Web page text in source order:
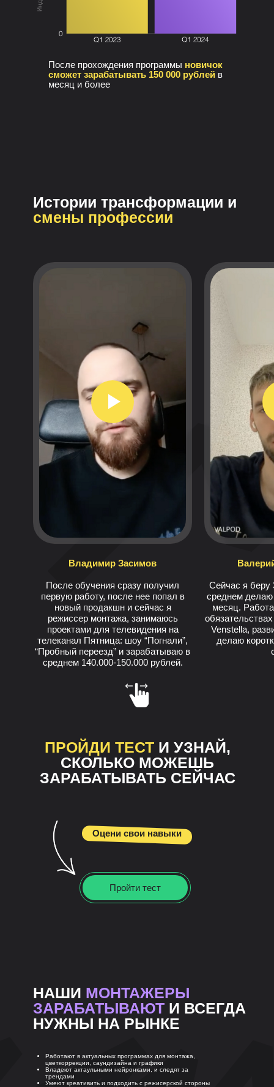
После прохождения программы новичок
сможет зарабатывать 150 000 рублей в
месяц и более
Истории трансформации и
смены профессии
Сейчас я беру
среднем делаю
месяц.
Venstella,
делаю
Владимир Засимов
После обучения сразу получил
первую работу, после нее попал в
новый продакшн и сейчас я
режиссер монтажа, занимаюсь
проектами для телевидения на
телеканал Пятница: шоу “Погнали”,
“Пробный переезд” и зарабатываю в
среднем 140.000-150.000 рублей.
ПРОЙДИ ТЕСТИ УЗНАЙ,
СКОЛЬКО МОЖЕШЬ
ЗАРАБАТЫВАТЬ СЕЙЧАС
Оцени свои навыки
Пройти тест
НАШИ МОНТАЖЕРЫ
ЗАРАБАТЫВАЮТ И ВСЕГДА
НУЖНЫ НА РЫНКЕ
Работают в актуальных программах для монтажа,
цветкоррекции, саундизайна и графики
Владеют актаульными нейронками, и следят за
трендами
Умеют креативить и подходить с режисерской стороны